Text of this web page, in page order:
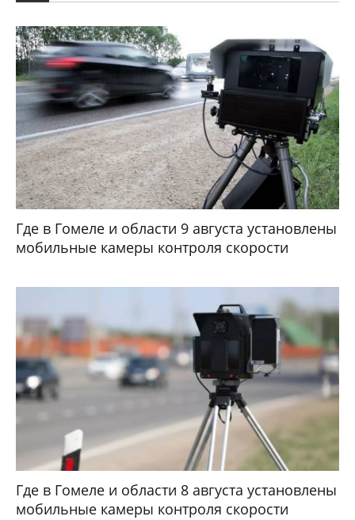
Где в Гомеле и области 9 августа установлены
мобильные камеры контроля скорости
Где в Гомеле и области 8 августа установлены
мобильные камеры контроля скорости